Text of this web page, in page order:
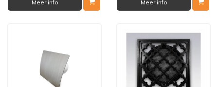
Meer info Meer info